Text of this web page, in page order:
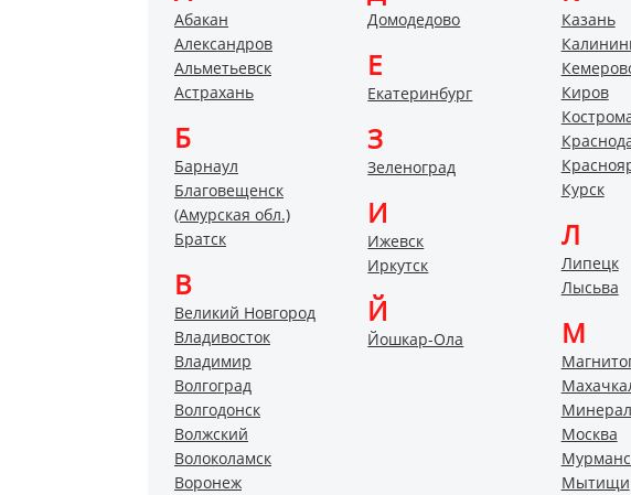
Абакан
Александров
Альметьевск
Астрахань
Б
Барнаул
Благовещенск
(Амурская обл.)
Братск
В
Великий Новгород
Владивосток
Владимир
Волгоград
Волгодонск
Волжский
Волоколамск
Воронеж
Домодедово
Е
Екатеринбург
З
Зеленоград
И
Ижевск
Иркутск
Й
Йошкар-Ола
Казань
Киров
Курск
Л
Липецк
Лысьва
М
Москва
Мытищи